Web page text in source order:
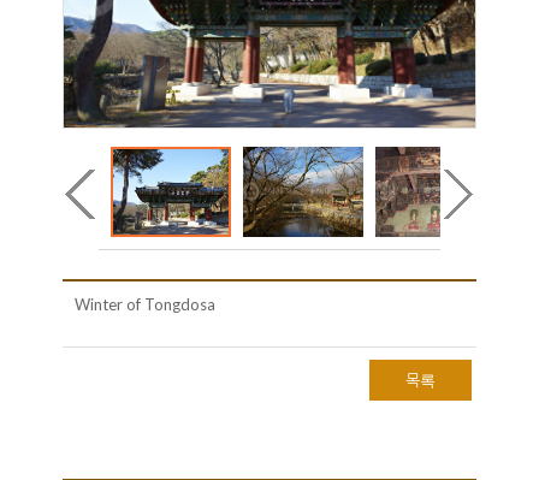
Winter of Tongdosa
목록